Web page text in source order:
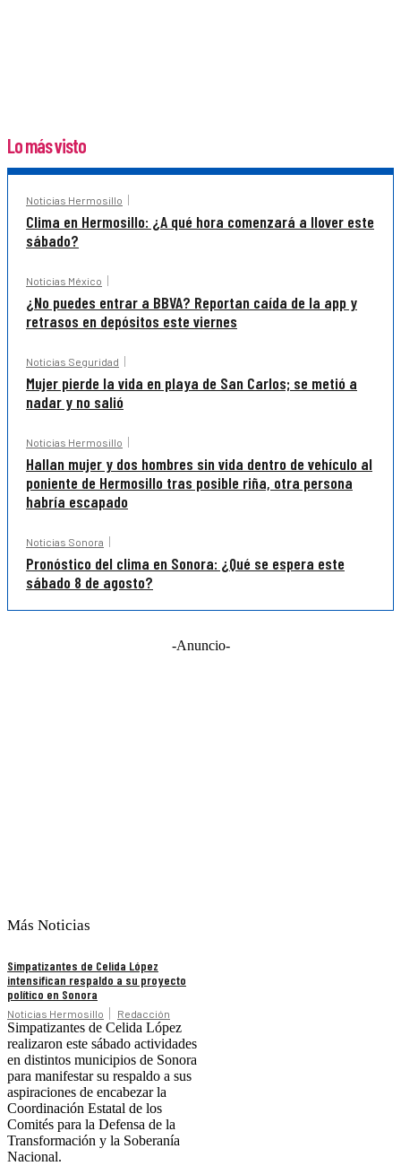
Lo más visto
Noticias Hermosillo
Clima en Hermosillo: ¿A qué hora comenzará a llover este
sábado?
Noticias México
¿No puedes entrar a BBVA? Reportan caída de la app y
retrasos en depósitos este viernes
Noticias Seguridad
Mujer pierde la vida en playa de San Carlos; se metió a
nadar y no salió
Noticias Hermosillo
Hallan mujer y dos hombres sin vida dentro de vehículo al
poniente de Hermosillo tras posible riña, otra persona
habría escapado
Noticias Sonora
Pronóstico del clima en Sonora: ¿Qué se espera este
sábado 8 de agosto?
-Anuncio-
Más Noticias
Simpatizantes de Celida López
intensifican respaldo a su proyecto
político en Sonora
Noticias Hermosillo Redacción
Simpatizantes de Celida López
realizaron este sábado actividades
en distintos municipios de Sonora
para manifestar su respaldo a sus
aspiraciones de encabezar la
Coordinación Estatal de los
Comités para la Defensa de la
Transformación y la Soberanía
Nacional.